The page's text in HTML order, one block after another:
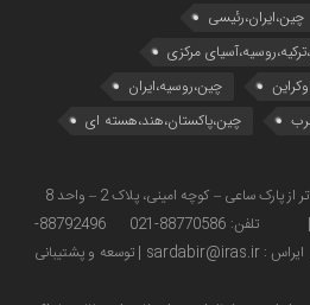
چین،ایران،رئیسی
مرکزی
چین،روسیه،ایران
چین،پاکستان،هند،هسته ای
| کدپستی: 1434734368 | تلفن: 88770586-021 88792496-
توسعه و پشتیبانی